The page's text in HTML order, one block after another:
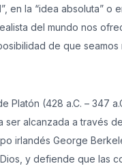
en la “idea absoluta”
del mundo nos
de que
Platón (428 a.C. – 347
alcanzada a través
irlandés George
y defiende que las